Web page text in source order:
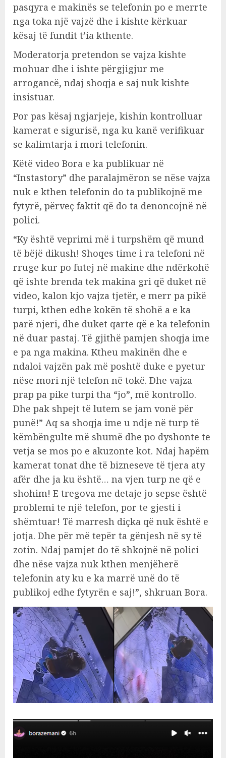
pasqyra e makinës se telefonin po e merrte
nga toka një vajzë dhe i kishte kërkuar
kësaj të fundit t’ia kthente.
Moderatorja pretendon se vajza kishte
mohuar dhe i ishte përgjigjur me
arrogancë, ndaj shoqja e saj nuk kishte
insistuar.
Por pas kësaj ngjarjeje, kishin kontrolluar
kamerat e sigurisë, nga ku kanë verifikuar
se kalimtarja i mori telefonin.
Këtë video Bora e ka publikuar në
“Instastory” dhe paralajmëron se nëse vajza
nuk e kthen telefonin do ta publikojnë me
fytyrë, përveç faktit që do ta denoncojnë në
polici.
“Ky është veprimi më i turpshëm që mund
të bëjë dikush! Shoqes time i ra telefoni në
rruge kur po futej në makine dhe ndërkohë
që ishte brenda tek makina gri që duket në
video, kalon kjo vajza tjetër, e merr pa pikë
turpi, kthen edhe kokën të shohë a e ka
parë njeri, dhe duket qarte që e ka telefonin
në duar pastaj. Të gjithë pamjen shoqja ime
e pa nga makina. Ktheu makinën dhe e
ndaloi vajzën pak më poshtë duke e pyetur
nëse mori një telefon në tokë. Dhe vajza
prap pa pike turpi tha “jo”, më kontrollo.
Dhe pak shpejt të lutem se jam vonë për
punë!” Aq sa shoqja ime u ndje në turp të
këmbëngulte më shumë dhe po dyshonte te
vetja se mos po e akuzonte kot. Ndaj hapëm
kamerat tonat dhe të bizneseve të tjera aty
afër dhe ja ku është… na vjen turp ne që e
shohim! E tregova me detaje jo sepse është
problemi te një telefon, por te gjesti i
shëmtuar! Të marresh diçka që nuk është e
jotja. Dhe për më tepër ta gënjesh në sy të
zotin. Ndaj pamjet do të shkojnë në polici
dhe nëse vajza nuk kthen menjëherë
telefonin aty ku e ka marrë unë do të
publikoj edhe fytyrën e saj!”, shkruan Bora.